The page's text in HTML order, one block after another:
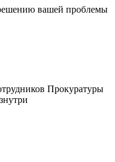
вашей проблемы
Прокуратуры